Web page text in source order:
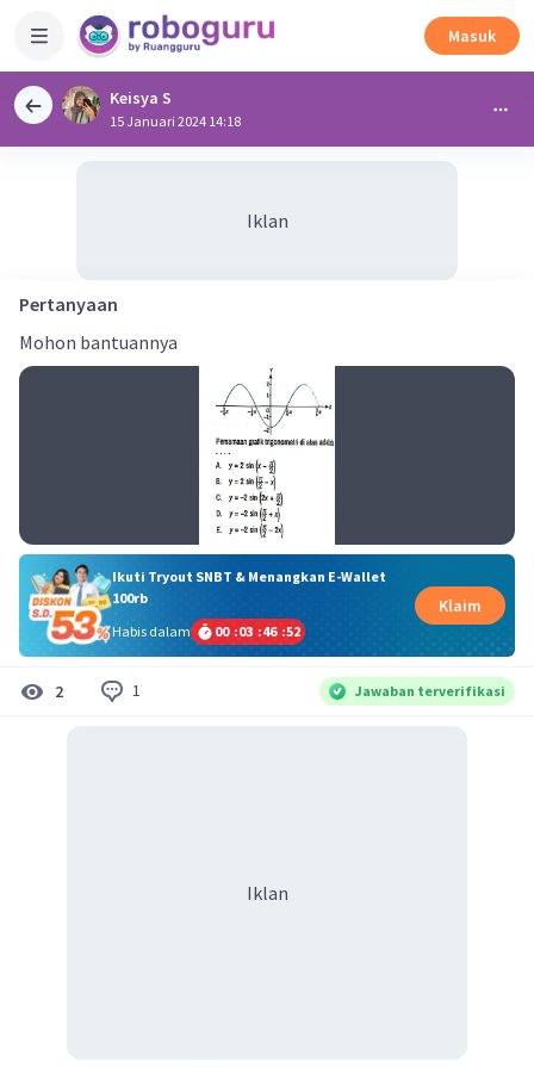
Masuk
Keisya S
15 Januari 2024 14:18
Iklan
Pertanyaan
Mohon bantuannya
Ikuti Tryout SNBT & Menangkan E-Wallet
100rb
Habis dalam
00 :03 :46 :52
Klaim
2 1 Jawaban terverifikasi
Iklan